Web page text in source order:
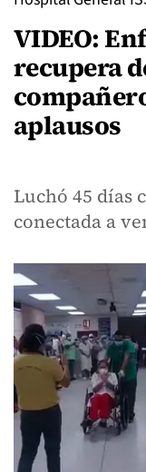
VIDEO:
recupera
aplausos
Luchó 45 días
conectada a